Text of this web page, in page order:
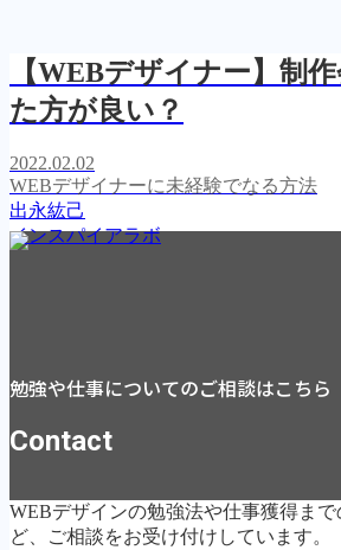
【WEBデザイナー】制
た方が良い？
2022.02.02
WEBデザイナーに未経験でなる方法
出永紘己
インスパイアラボ
勉強や仕事についてのご相談はこちら
Contact
WEBデザインの勉強法や仕事獲得ま
ど、ご相談をお受け付けしています。